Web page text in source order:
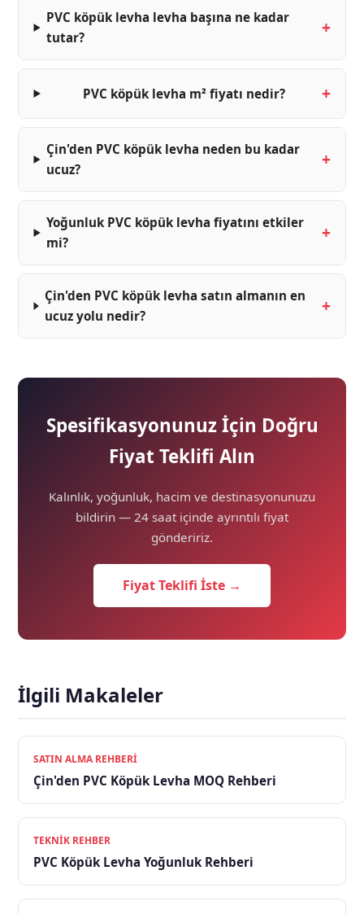
PVC köpük levha levha başına ne kadar
tutar?
PVC köpük levha m² fiyatı nedir?
Çin'den PVC köpük levha neden bu kadar
ucuz?
Yoğunluk PVC köpük levha fiyatını etkiler
mi?
Çin'den PVC köpük levha satın almanın en
ucuz yolu nedir?
Spesifikasyonunuz İçin Doğru
Fiyat Teklifi Alın
Kalınlık, yoğunluk, hacim ve destinasyonunuzu
bildirin — 24 saat içinde ayrıntılı fiyat
göndeririz.
Fiyat Teklifi İste →
İlgili Makaleler
SATIN ALMA REHBERI
Çin'den PVC Köpük Levha MOQ Rehberi
TEKNIK REHBER
PVC Köpük Levha Yoğunluk Rehberi